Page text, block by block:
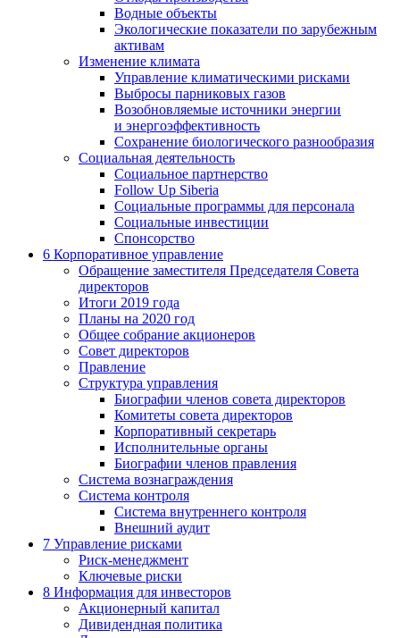
Водные объекты
Экологические показатели по зарубежным
активам
Изменение климата
Управление климатическими рисками
Выбросы парниковых газов
Возобновляемые источники энергии
и энергоэффективность
Сохранение биологического разнообразия
Социальная деятельность
Социальное партнерство
Follow Up Siberia
Социальные программы для персонала
Социальные инвестиции
Спонсорство
6 Корпоративное управление
Обращение заместителя Председателя Совета
директоров
Итоги 2019 года
Планы на 2020 год
Общее собрание акционеров
Совет директоров
Правление
Структура управления
Биографии членов совета директоров
Комитеты совета директоров
Корпоративный секретарь
Исполнительные органы
Биографии членов правления
Система вознаграждения
Система контроля
Система внутреннего контроля
Внешний аудит
7 Управление рисками
Риск-менеджмент
Ключевые риски
8 Информация для инвесторов
Акционерный капитал
Дивидендная политика